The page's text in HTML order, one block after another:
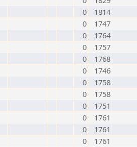
0
1814
0
1747
0
1764
0
1757
0
1768
0
1746
0
1758
0
1758
0
1751
0
1761
0
1761
0
1761